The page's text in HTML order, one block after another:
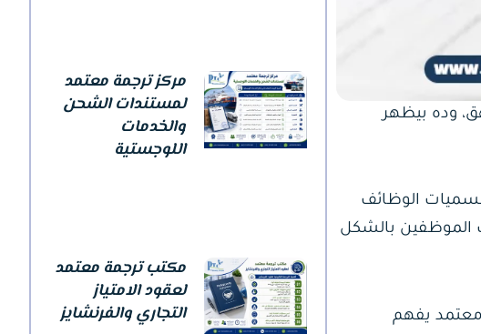
مركز ترجمة معتمد
لمستندات الشحن
والخدمات
اللوجستية
مكتب ترجمة معتمد
لعقود الامتياز
التجاري والفرنشايز
وده بيظهر
الوظائف
الموظفين بالشكل
معتمد يفهم